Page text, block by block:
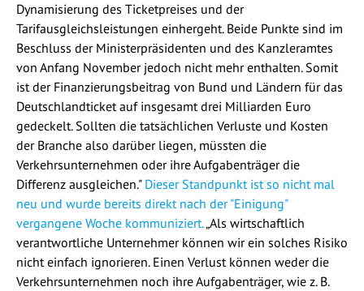
Dynamisierung des Ticketpreises und der
Tarifausgleichsleistungen einhergeht. Beide Punkte sind im
Beschluss der Ministerpräsidenten und des Kanzleramtes
von Anfang November jedoch nicht mehr enthalten. Somit
ist der Finanzierungsbeitrag von Bund und Ländern für das
Deutschlandticket auf insgesamt drei Milliarden Euro
gedeckelt. Sollten die tatsächlichen Verluste und Kosten
der Branche also darüber liegen, müssten die
Verkehrsunternehmen oder ihre Aufgabenträger die
Differenz ausgleichen." Dieser Standpunkt ist so nicht mal
neu und wurde bereits direkt nach der "Einigung"
vergangene Woche kommuniziert.„Als wirtschaftlich
verantwortliche Unternehmer können wir ein solches Risiko
nicht einfach ignorieren. Einen Verlust können weder die
Verkehrsunternehmen noch ihre Aufgabenträger, wie z. B.